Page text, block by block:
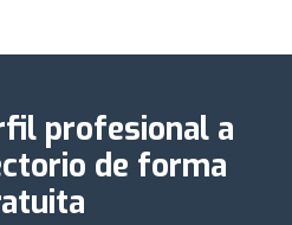
profesional a
de forma